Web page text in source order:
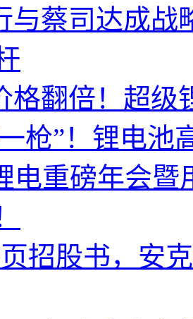
与蔡司达成战
格翻倍！超级
枪”！锂电池
电重磅年会
招股书，安